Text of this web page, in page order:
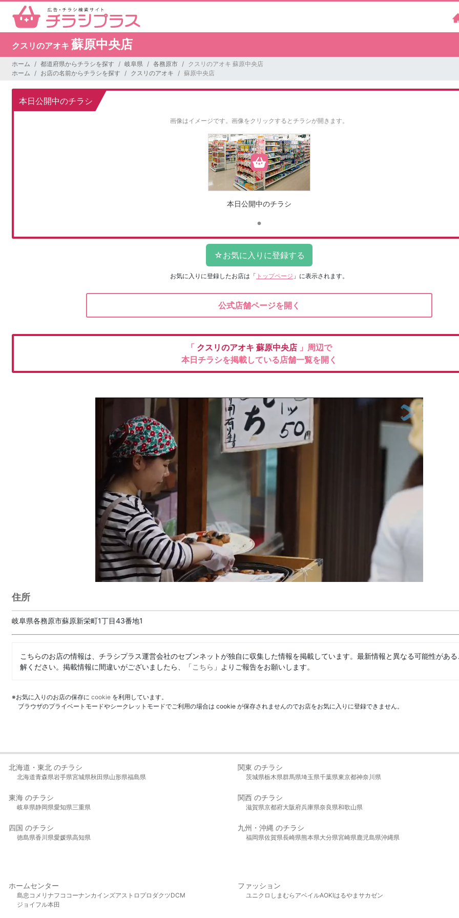
クスリのアオキ 蘇原中央店
ホーム 都道府県からチラシを探す 岐阜県 各務原市
クスリのアオキ 蘇原中央店
ホーム
お店の名前からチラシを探す クスリのアオキ 蘇原中央店
本日公開中のチラシ
画像はイメージです。 画像をクリックするとチラシが開きます。
本日公開中のチラシ
お気に入りに登録したお店は 「 トップページ 」に表示されます。
公式店舗ページを開く
「 クスリのアオキ 蘇原中央店 」周辺で
本日チラシを掲載している店舗一覧を開く
住所
岐阜県各務原市蘇原新栄町1丁目43番地1
こちらのお店の情報は、チラシプラス運営会社のセブンネットが独自に収集した情報を掲載しています。最新情報と異なる可能性があ
解ください。掲載情報に間違いがございましたら、「こちら 」よりご報告をお願いします。
※お気に入りのお店の保存に cookie を利用しています。
ブラウザのプライベートモードやシークレットモードでご利用の場合は cookie が保存されませんのでお店をお気に入りに登録できません。
北海道・東北 のチラシ
北海道青森県岩手県宮城県秋田県山形県福島県
関東 のチラシ
茨城県栃木県群馬県埼玉県千葉県東京都神奈川県
東海 のチラシ
岐阜県静岡県愛知県三重県
関西 のチラシ
滋賀県京都府大阪府兵庫県奈良県和歌山県
四国 のチラシ
徳島県香川県愛媛県高知県
九州・沖縄 のチラシ
福岡県佐賀県長崎県熊本県大分県宮崎県鹿児島県沖縄県
ホームセンター
島忠 コメリ ナフコ コーナンカインズアストロプロダクツDCM
ジョイフル本田
ファッション
ユニクロ しまむら アベイルAOKIはるやま サカゼン